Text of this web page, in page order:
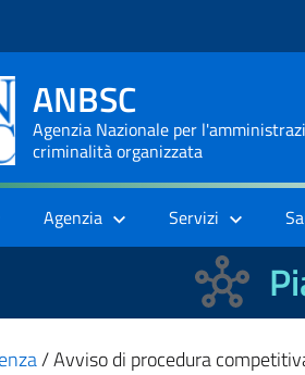
ANBSC
Agenzia Nazionale per
criminalità organizzata
Agenzia Servizi
/Avviso di procedura